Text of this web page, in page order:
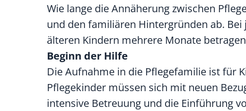
Wie lange die Annäherung zwischen
und den familiären Hintergründen ab.
älteren Kindern mehrere Monate
Beginn der Hilfe
Die Aufnahme in die Pflegefamilie ist für
Pflegekinder müssen sich mit neuen
intensive Betreuung und die Einführung